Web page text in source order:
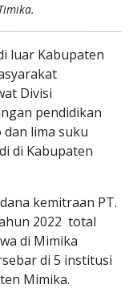
luar Kabupaten
Divisi
pendidikan
lima suku
di Kabupaten
kemitraan PT.
2022 total
di Mimika
di 5 institusi
Mimika.